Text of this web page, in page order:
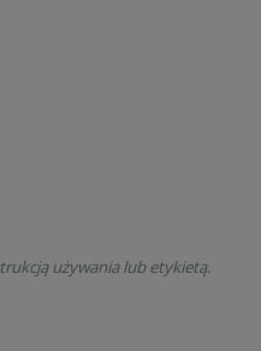
używania lub etykietą.